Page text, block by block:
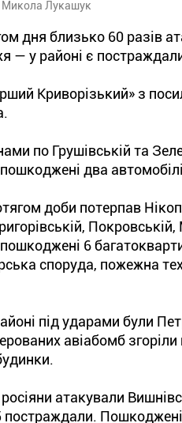
Микола Лукашук
дня близько 60 разів
— у районі є
Криворізький» з
по Грушівській та
два
доби потерпав
6
споруда, пожежна
під ударами були
авіабомб
атакували